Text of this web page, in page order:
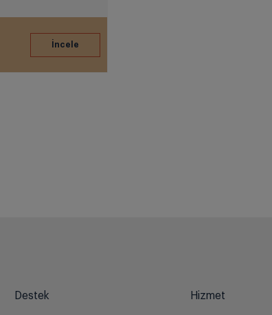
Destek Hizmet